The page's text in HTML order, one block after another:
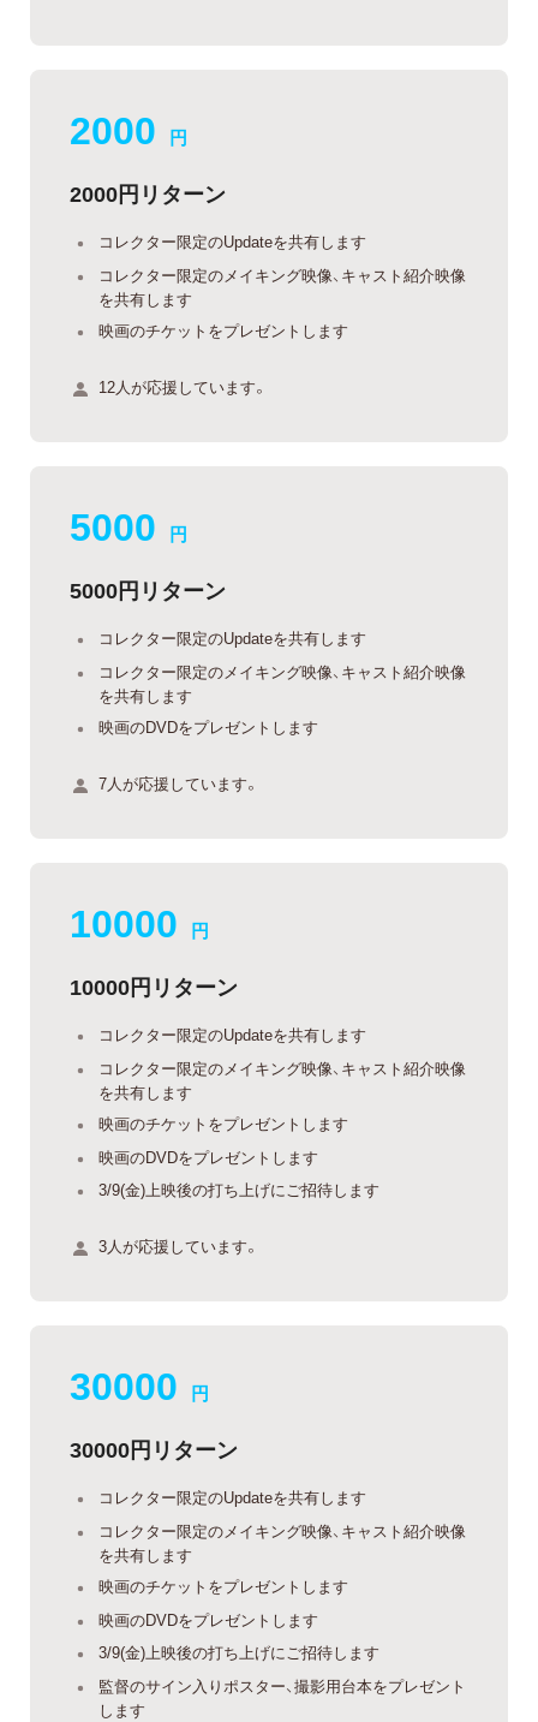
2000 円
2000円リターン
コレクター限定のUpdateを共有します
コレクター限定のメイキング映像、キャスト紹介映像
を共有します
映画のチケットをプレゼントします
12人が応援しています。
5000 円
5000円リターン
コレクター限定のUpdateを共有します
コレクター限定のメイキング映像、キャスト紹介映像
を共有します
映画のDVDをプレゼントします
7人が応援しています。
10000 円
10000円リターン
コレクター限定のUpdateを共有します
コレクター限定のメイキング映像、キャスト紹介映像
を共有します
映画のチケットをプレゼントします
映画のDVDをプレゼントします
3/9(金)上映後の打ち上げにご招待します
3人が応援しています。
30000 円
30000円リターン
コレクター限定のUpdateを共有します
コレクター限定のメイキング映像、キャスト紹介映像
を共有します
映画のチケットをプレゼントします
映画のDVDをプレゼントします
3/9(金)上映後の打ち上げにご招待します
監督のサイン入りポスター、撮影用台本をプレゼント
します